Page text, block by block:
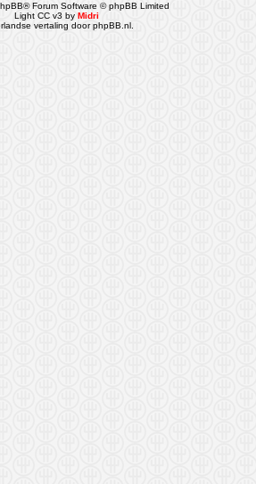
® Forum Software © phpBB Limited
Light CC v3 by Midri
vertaling doorphpBB.nl